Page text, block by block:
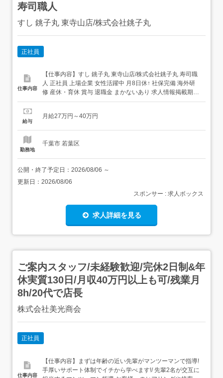
寿司職人
すし 銚子丸 東寺山店/株式会社銚子丸
正社員
仕事内容
【仕事内容】すし 銚子丸 東寺山店/株式会社銚子丸 寿司職
人 正社員 上場企業 女性活躍中 月8日休↑ 社保完備 海外研
修 産休・育休 賞与 退職金 まかないあり 求人情報掲載期
間:2026/07/16～2026/08/20 求人情報 店舗の特徴 上場企業
寺山町931-1 交 通 千葉都市モノレ...
給与
月給27万円～40万円
勤務地
千葉市 若葉区
公開・終了予定日： 2026/08/06 ～
更新日： 2026/08/06
スポンサー : 求人ボックス
求人詳細を見る
ご案内スタッフ/未経験歓迎/完休2日制&年
休実質130日/月収40万円以上も可/残業月
8h/20代で店長
株式会社美光商会
正社員
仕事内容
【仕事内容】まずは年齢の近い先輩がマンツーマンで指導!
手厚いサポート体制でイチから学べます!/ 先輩2名が交互に